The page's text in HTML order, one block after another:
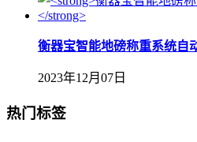
衡器宝智能地磅称重系统自
2023年12月07日
热门标签